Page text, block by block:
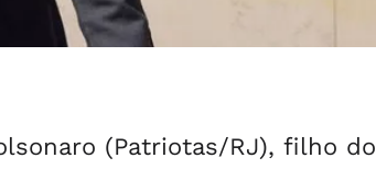
(Patriotas/RJ), filho do